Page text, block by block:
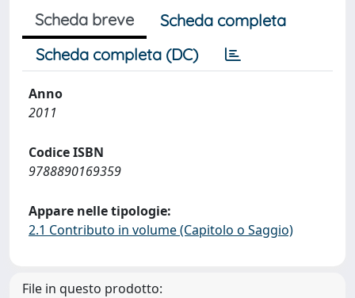
Scheda breve
Scheda completa
Scheda completa (DC)
Anno
2011
Codice ISBN
9788890169359
Appare nelle tipologie:
2.1 Contributo in volume (Capitolo o Saggio)
File in questo prodotto: